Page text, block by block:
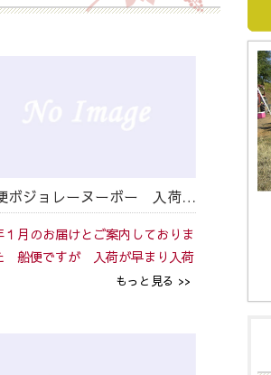
船便ボジョレーヌーボー 入荷しました！
１月のお届けとご案内しておりま
船便ですが 入荷が早まり入荷
した！ ご注文いただければすぐ
もっと見る >>